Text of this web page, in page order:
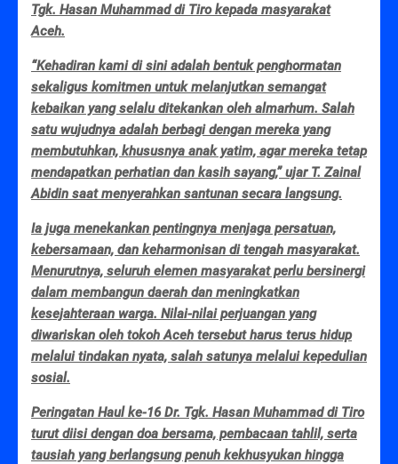
Tgk. Hasan Muhammad di Tiro kepada masyarakat
Aceh.
“Kehadiran kami di sini adalah bentuk penghormatan
sekaligus komitmen untuk melanjutkan semangat
kebaikan yang selalu ditekankan oleh almarhum. Salah
satu wujudnya adalah berbagi dengan mereka yang
membutuhkan, khususnya anak yatim, agar mereka tetap
mendapatkan perhatian dan kasih sayang,” ujar T. Zainal
Abidin saat menyerahkan santunan secara langsung.
Ia juga menekankan pentingnya menjaga persatuan,
kebersamaan, dan keharmonisan di tengah masyarakat.
Menurutnya, seluruh elemen masyarakat perlu bersinergi
dalam membangun daerah dan meningkatkan
kesejahteraan warga. Nilai-nilai perjuangan yang
diwariskan oleh tokoh Aceh tersebut harus terus hidup
melalui tindakan nyata, salah satunya melalui kepedulian
sosial.
Peringatan Haul ke-16 Dr. Tgk. Hasan Muhammad di Tiro
turut diisi dengan doa bersama, pembacaan tahlil, serta
tausiah yang berlangsung penuh kekhusyukan hingga